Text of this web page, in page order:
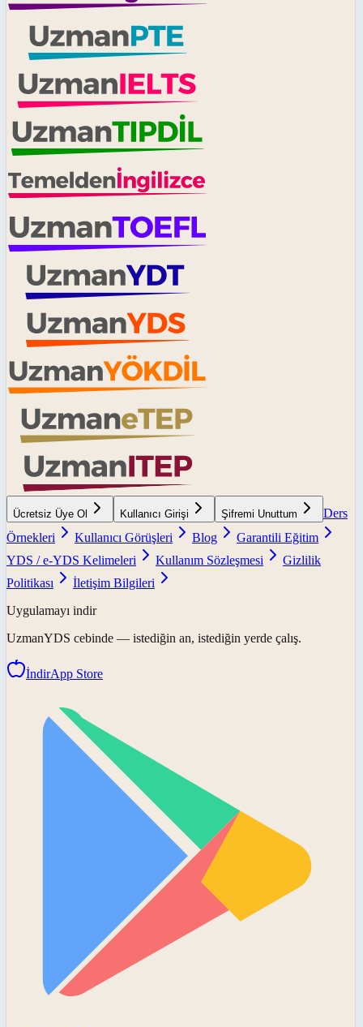
Ücretsiz Üye Ol Kullanıcı Girişi Şifremi Unuttum
Ders
Örnekleri
Kullanıcı Görüşleri Blog
Garantili Eğitim
YDS / e-YDS Kelimeleri
Kullanım Sözleşmesi
Gizlilik
Politikası
İletişim Bilgileri
Uygulamayı indir
UzmanYDS cebinde — istediğin an, istediğin yerde çalış.
İndirApp Store